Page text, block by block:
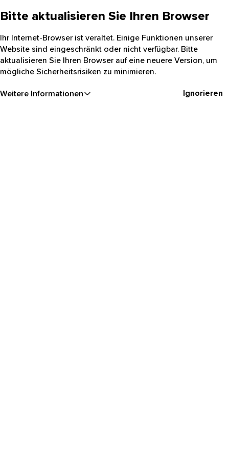
Bitte aktualisieren Sie Ihren Browser
Ihr Internet-Browser ist veraltet. Einige Funktionen unserer
Website sind eingeschränkt oder nicht verfügbar. Bitte
aktualisieren Sie Ihren Browser auf eine neuere Version, um
mögliche Sicherheitsrisiken zu minimieren.
Weitere Informationen Ignorieren